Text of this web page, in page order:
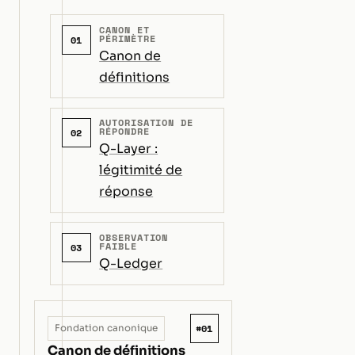
01
CANON ET
PÉRIMÈTRE
Canon de
définitions
02
AUTORISATION DE
RÉPONDRE
Q-Layer :
légitimité de
réponse
03
OBSERVATION
FAIBLE
Q-Ledger
Fondation canonique #01
Canon de définitions